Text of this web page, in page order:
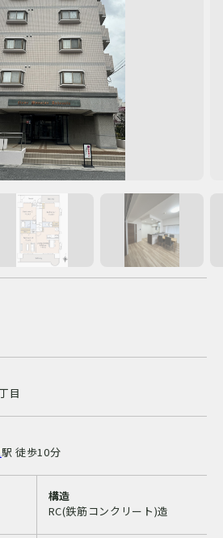
目
駅 徒歩10分
構造
RC(鉄筋コンクリート)造